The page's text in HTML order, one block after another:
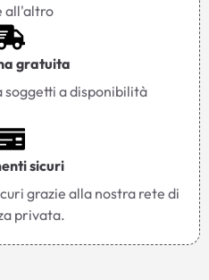
all'altro
gratuita
soggetti a disponibilità
sicuri
grazie alla nostra rete di
privata.